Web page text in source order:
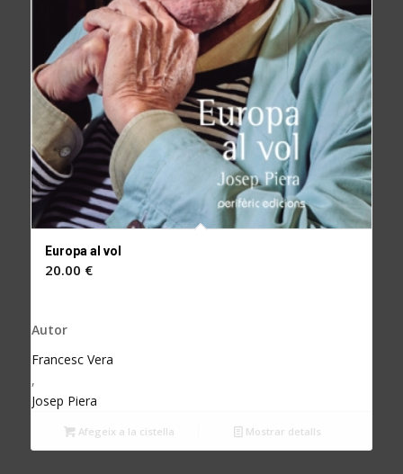
Europa al vol
20.00 €
Autor
Francesc Vera
,
Josep Piera
Afegeix a la cistella Mostrar detalls